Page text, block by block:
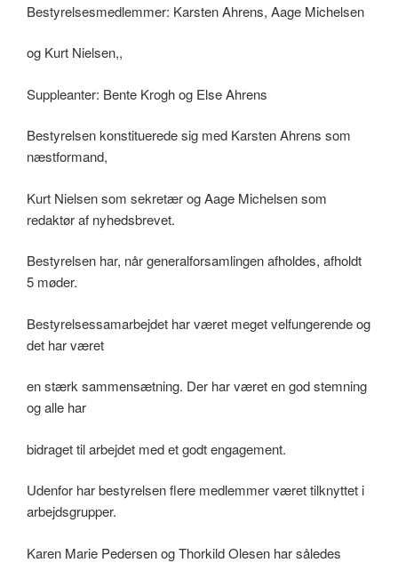
Bestyrelsesmedlemmer: Karsten Ahrens, Aage Michelsen
og Kurt Nielsen,,
Suppleanter: Bente Krogh og Else Ahrens
Bestyrelsen konstituerede sig med Karsten Ahrens som
næstformand,
Kurt Nielsen som sekretær og Aage Michelsen som
redaktør af nyhedsbrevet.
Bestyrelsen har, når generalforsamlingen afholdes, afholdt
5 møder.
Bestyrelsessamarbejdet har været meget velfungerende og
det har været
en stærk sammensætning. Der har været en god stemning
og alle har
bidraget til arbejdet med et godt engagement.
Udenfor har bestyrelsen flere medlemmer været tilknyttet i
arbejdsgrupper.
Karen Marie Pedersen og Thorkild Olesen har således